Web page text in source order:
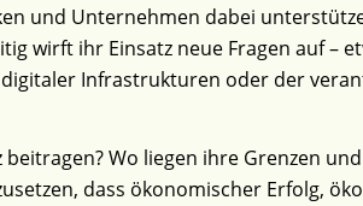
und Unternehmen dabei
wirft ihr Einsatz neue Fragen auf –
Infrastrukturen oder der
Wo liegen ihre Grenzen
dass ökonomischer Erfolg,